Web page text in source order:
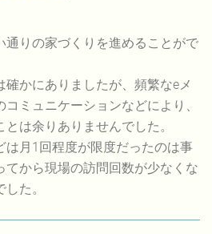
通りの家づくりを進めることがで
確かにありましたが、頻繁なeメ
ミュニケーションなどにより、
は余りありませんでした。
は月1回程度が限度だったのは事
てから現場の訪問回数が少なくな
た。